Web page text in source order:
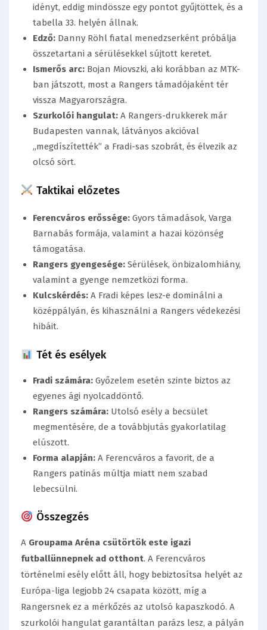
idényt, eddig mindössze egy pontot gyűjtöttek, és a
tabella 33. helyén állnak.
Edző: Danny Röhl fiatal menedzserként próbálja
összetartani a sérülésekkel sújtott keretet.
Ismerős arc: Bojan Miovszki, aki korábban az MTK-
ban játszott, most a Rangers támadójaként tér
vissza Magyarországra.
Szurkolói hangulat: A Rangers-drukkerek már
Budapesten vannak, látványos akcióval
„megdíszítették” a Fradi-sas szobrát, és élvezik az
olcsó sört.
Taktikai előzetes
Ferencváros erőssége: Gyors támadások, Varga
Barnabás formája, valamint a hazai közönség
támogatása.
Rangers gyengesége: Sérülések, önbizalomhiány,
valamint a gyenge nemzetközi forma.
Kulcskérdés: A Fradi képes lesz-e dominálni a
középpályán, és kihasználni a Rangers védekezési
hibáit.
Tét és esélyek
Fradi számára: Győzelem esetén szinte biztos az
egyenes ági nyolcaddöntő.
Rangers számára: Utolsó esély a becsület
megmentésére, de a továbbjutás gyakorlatilag
elúszott.
Forma alapján: A Ferencváros a favorit, de a
Rangers patinás múltja miatt nem szabad
lebecsülni.
Összegzés
A Groupama Aréna csütörtök este igazi
futballünnepnek ad otthont. A Ferencváros
történelmi esély előtt áll, hogy bebiztosítsa helyét az
Európa-liga legjobb 24 csapata között, míg a
Rangersnek ez a mérkőzés az utolsó kapaszkodó. A
szurkolói hangulat garantáltan parázs lesz, a pályán